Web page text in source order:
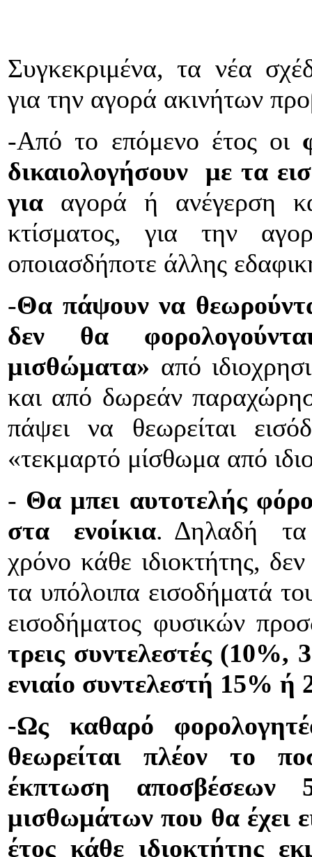
Συγκεκριμένα, τα νέα
για την αγορά ακινήτων
-Από το επόμενο έτος οι
δικαιολογήσουν με τα
για αγορά ή ανέγερση
κτίσματος, για την
οποιασδήποτε άλλης
-Θα πάψουν να
δεν θα
μισθώματα» από
και από δωρεάν
πάψει να θεωρείται
«τεκμαρτό μίσθωμα από
- Θα μπει αυτοτελής
στα ενοίκια. Δηλαδή τα
χρόνο κάθε ιδιοκτήτης,
τα υπόλοιπα εισοδήματά
εισοδήματος φυσικών
τρεις συντελεστές (10%,
ενιαίο συντελεστή 15% ή
-Ως καθαρό
θεωρείται πλέον το
έκπτωση
μισθωμάτων που θα έχει
έτος κάθε ιδιοκτήτης